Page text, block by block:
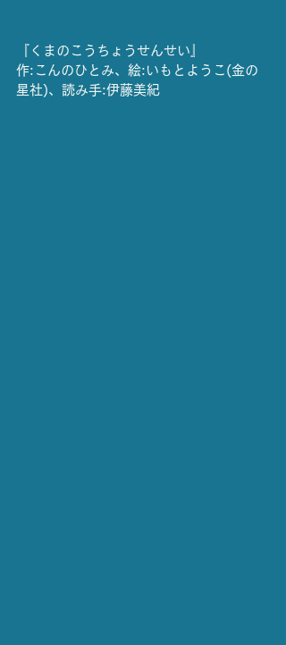
『くまのこうちょうせんせい』
作:こんのひとみ、絵:いもとようこ(金の
星社)、読み手:伊藤美紀